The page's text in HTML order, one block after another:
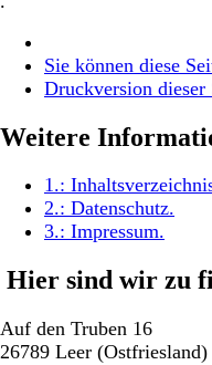
Sie können diese
Druckversion dieser
Weitere
1.:
2.: Datenschutz.
3.: Impressum.
Hier sind wir zu
Auf den Truben 16
26789 Leer (Ostfriesland)